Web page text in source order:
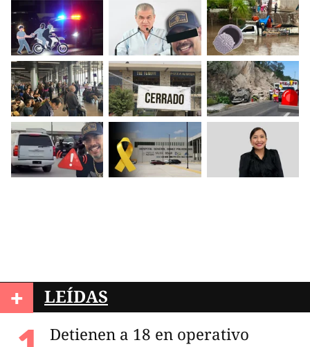
+ LEÍDAS
Detienen a 18 en operativo